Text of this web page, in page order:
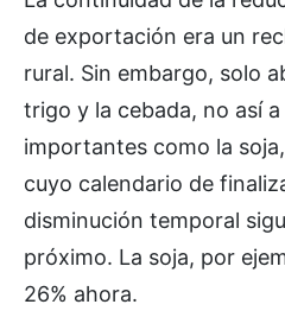
de exportación era un
rural. Sin embargo, solo
trigo y la cebada, no así
importantes como la
cuyo calendario de
disminución temporal
próximo. La soja, por
26% ahora.